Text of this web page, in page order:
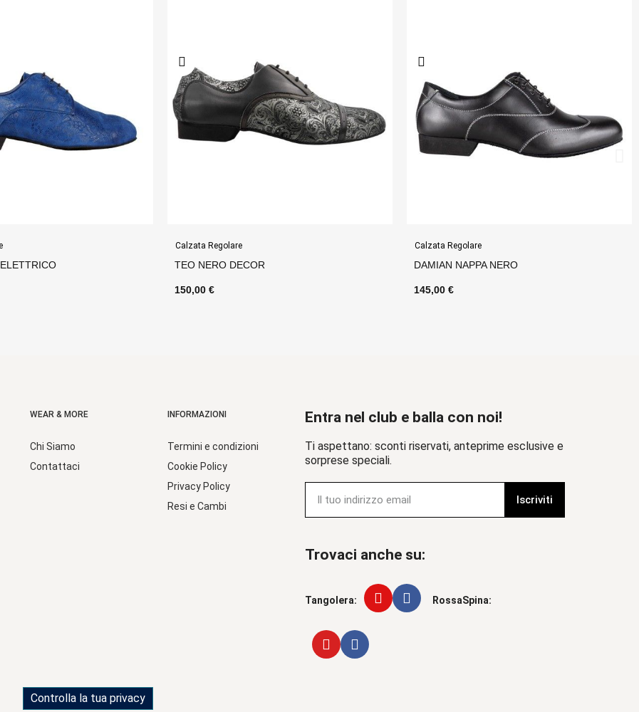
Calzata Regolare
TEO NERO DECOR
Calzata Regolare
DAMIAN NAPPA NERO
Calzata Regolare
MARTIN NERO SUOLA SPEZZATA
WEAR & MORE
Chi Siamo
Contattaci
INFORMAZIONI
Termini e condizioni
Cookie Policy
Privacy Policy
Resi e Cambi
Entra nel club e balla con noi!
Ti aspettano: sconti riservati, anteprime esclusive e
sorprese speciali.
Iscriviti
Trovaci anche su:
Tangolera: RossaSpina:
Controlla la tua privacy